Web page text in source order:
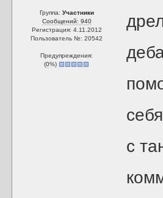
Группа: Участники
Сообщений: 940
Регистрация: 4.11.2012
Пользователь №: 20542
Предупреждения:
(0%)
с